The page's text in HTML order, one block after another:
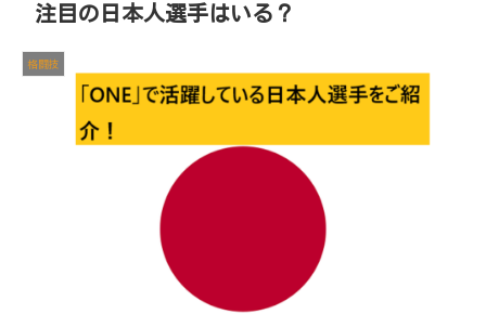
注目の日本人選手はいる？
格闘技